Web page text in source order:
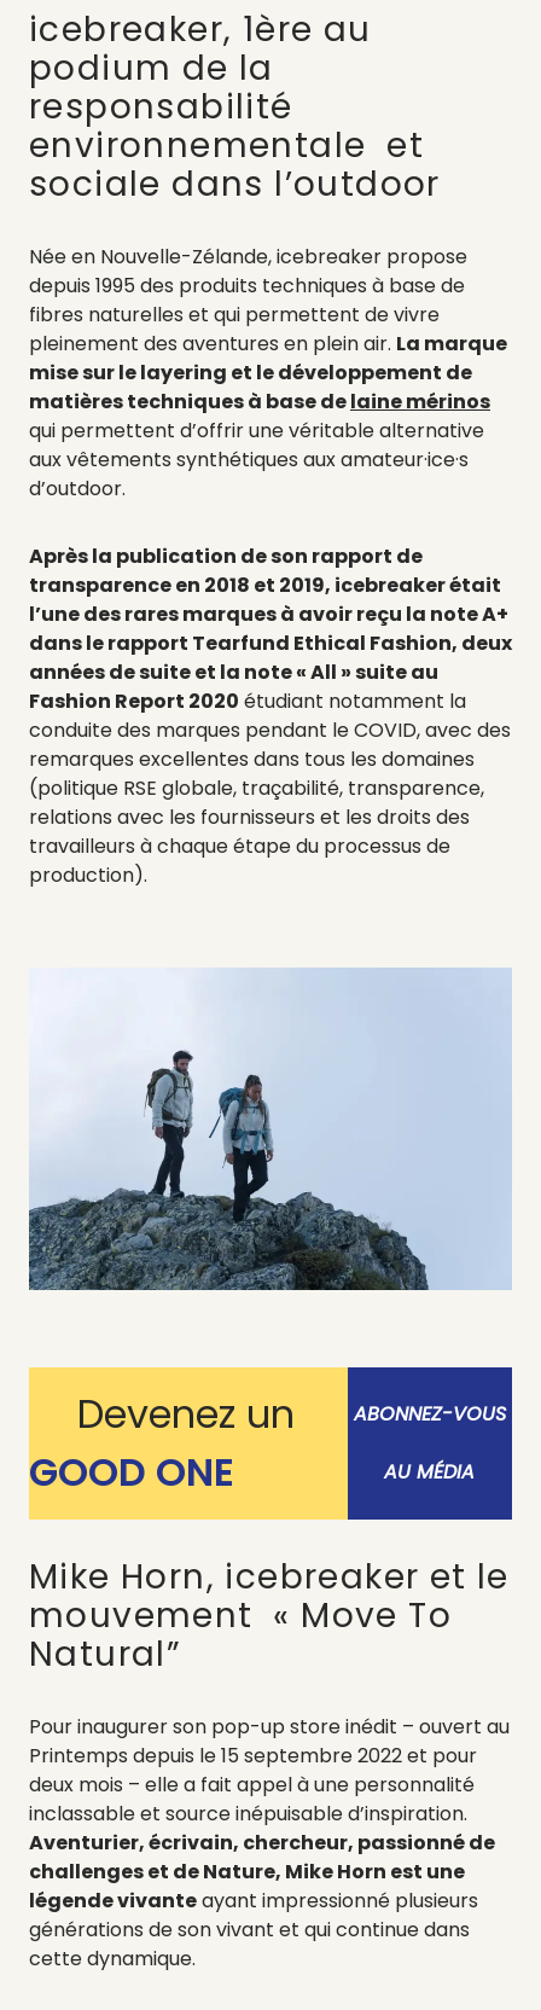
icebreaker, 1ère au
podium de la
responsabilité
environnementale et
sociale dans l’outdoor
Née en Nouvelle-Zélande, icebreaker propose
depuis 1995 des produits techniques à base de
fibres naturelles et qui permettent de vivre
pleinement des aventures en plein air. La marque
mise sur le layering et le développement de
matières techniques à base delaine mérinos
qui permettent d’offrir une véritable alternative
aux vêtements synthétiques aux amateur·ice·s
d’outdoor.
Après la publication de son rapport de
transparence en 2018 et 2019, icebreaker était
l’une des rares marques à avoir reçu la note A+
dans le rapport Tearfund Ethical Fashion, deux
années de suite et la note « All » suite au
Fashion Report 2020 étudiant notamment la
conduite des marques pendant le COVID, avec des
remarques excellentes dans tous les domaines
(politique RSE globale, traçabilité, transparence,
relations avec les fournisseurs et les droits des
travailleurs à chaque étape du processus de
production).
Devenez un
GOOD ONE
ABONNEZ-VOUS
AU MÉDIA
Mike Horn, icebreaker et le
mouvement « Move To
Natural”
Pour inaugurer son pop-up store inédit – ouvert au
Printemps depuis le 15 septembre 2022 et pour
deux mois – elle a fait appel à une personnalité
inclassable et source inépuisable d’inspiration.
Aventurier, écrivain, chercheur, passionné de
challenges et de Nature, Mike Horn est une
légende vivanteayant impressionné plusieurs
générations de son vivant et qui continue dans
cette dynamique.